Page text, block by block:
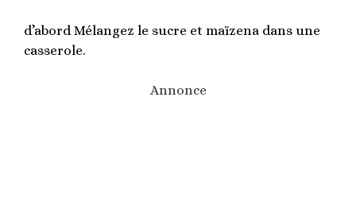
d’abord Mélangez le sucre et maïzena dans une
casserole.
Annonce